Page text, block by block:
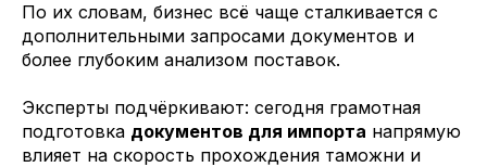
По их словам, бизнес всё чаще сталкивается с
дополнительными запросами документов и
более глубоким анализом поставок.
Эксперты подчёркивают: сегодня грамотная
подготовка документов для импорта напрямую
влияет на скорость прохождения таможни и